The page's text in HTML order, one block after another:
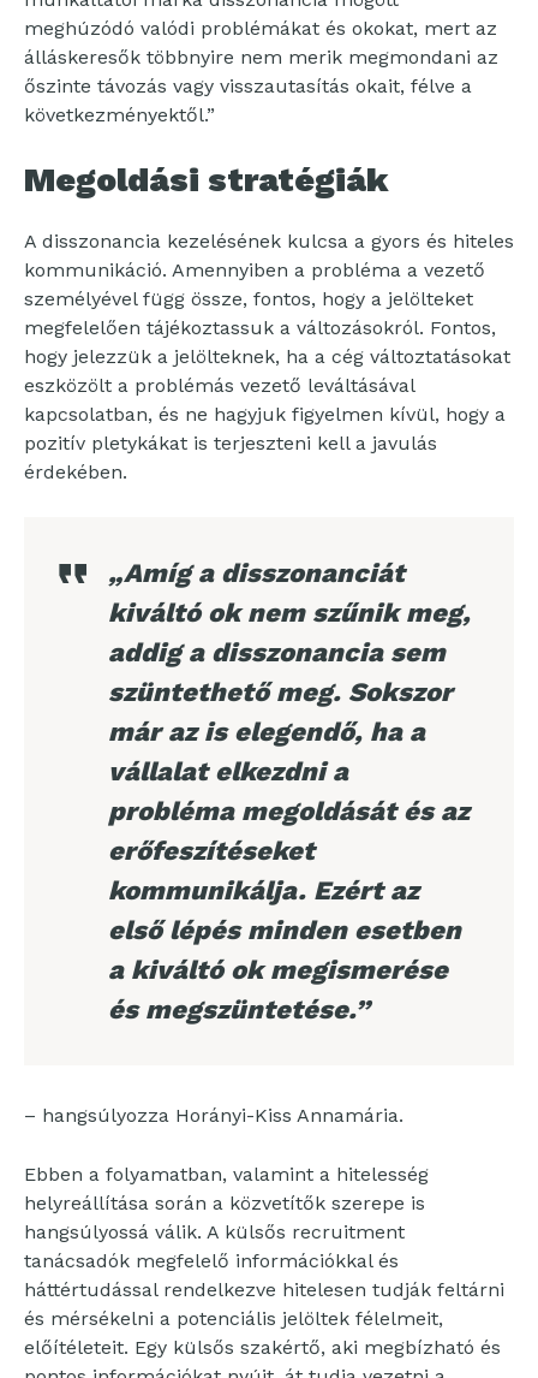
meghúzódó valódi problémákat és okokat, mert az
álláskeresők többnyire nem merik megmondani az
őszinte távozás vagy visszautasítás okait, félve a
következményektől.”
Megoldási stratégiák
A disszonancia kezelésének kulcsa a gyors és hiteles
kommunikáció. Amennyiben a probléma a vezető
személyével függ össze, fontos, hogy a jelölteket
megfelelően tájékoztassuk a változásokról. Fontos,
hogy jelezzük a jelölteknek, ha a cég változtatásokat
eszközölt a problémás vezető leváltásával
kapcsolatban, és ne hagyjuk figyelmen kívül, hogy a
pozitív pletykákat is terjeszteni kell a javulás
érdekében.
„Amíg a disszonanciát
kiváltó ok nem szűnik meg,
addig a disszonancia sem
szüntethető meg. Sokszor
már az is elegendő, ha a
vállalat elkezdni a
probléma megoldását és az
erőfeszítéseket
kommunikálja. Ezért az
első lépés minden esetben
a kiváltó ok megismerése
és megszüntetése.”
– hangsúlyozza Horányi-Kiss Annamária.
Ebben a folyamatban, valamint a hitelesség
helyreállítása során a közvetítők szerepe is
hangsúlyossá válik. A külsős recruitment
tanácsadók megfelelő információkkal és
háttértudással rendelkezve hitelesen tudják feltárni
és mérsékelni a potenciális jelöltek félelmeit,
előítéleteit. Egy külsős szakértő, aki megbízható és